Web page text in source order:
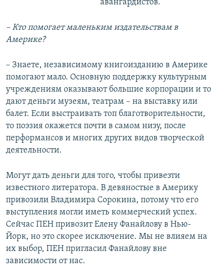
авангардистов.
– Кто помогает маленьким издательствам в
Америке?
– Знаете, независимому книгоизданию в Америке
помогают мало. Основную поддержку культурным
учреждениям оказывают большие корпорации и то
дают деньги музеям, театрам – на выставку или
балет. Если выстраивать топ благотворительности,
то поэзия окажется почти в самом низу, после
перформансов и многих других видов творческой
деятельности.
Могут дать деньги для того, чтобы привезти
известного литератора. В девяностые в Америку
привозили Владимира Сорокина, потому что его
выступления могли иметь коммерческий успех.
Сейчас ПЕН привозит Елену Фанайлову в Нью-
Йорк, но это скорее исключение. Мы не влияем на
их выбор, ПЕН пригласил Фанайлову вне
зависимости от нас.